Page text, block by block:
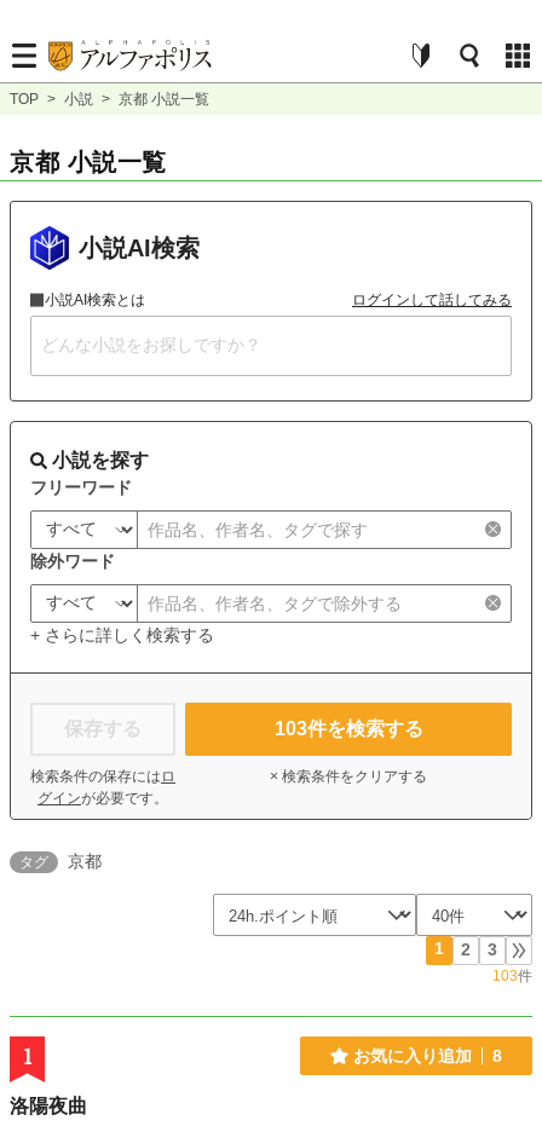
TOP > 小説 > 京都 小説一覧
京都 小説一覧
小説AI検索
小説AI検索とは ログインして話してみる
小説を探す
フリーワード
除外ワード
+ さらに詳しく検索する
保存する
検索条件の保存には ロ
グインが必要です。
103件を検索する
× 検索条件をクリアする
タグ 京都
1 2 3
103件
1 お気に入り追加 8
洛陽夜曲